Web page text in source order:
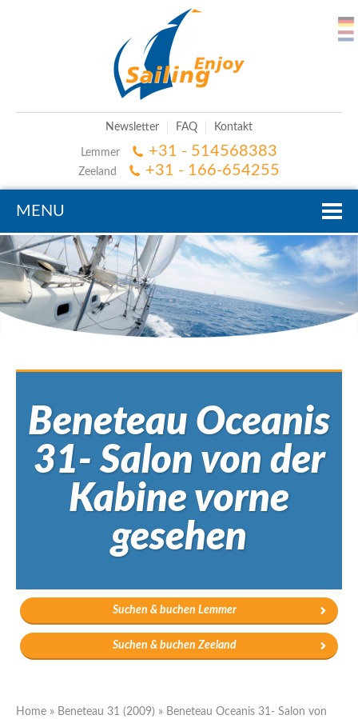
Newsletter FAQ Kontakt
Lemmer +31 - 514568383
Zeeland +31 - 166-654255
MENU
Beneteau Oceanis
31- Salon von der
Kabine vorne
gesehen
Suchen & buchen Lemmer
Suchen & buchen Zeeland
Home » Beneteau 31 (2009) » Beneteau Oceanis 31- Salon von